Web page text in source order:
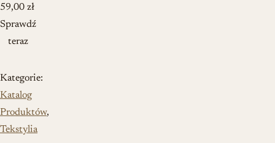
59,00 zł
Sprawdź
teraz
Kategorie:
Katalog
Produktów,
Tekstylia